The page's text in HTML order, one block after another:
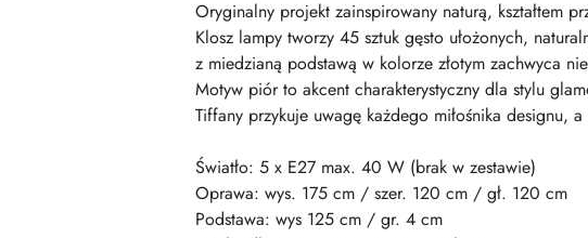
Oryginalny projekt zainspirowany naturą, kształtem
Klosz lampy tworzy 45 sztuk gęsto ułożonych,
z miedzianą podstawą w kolorze złotym zachwyca
Motyw piór to akcent charakterystyczny dla stylu
Tiffany przykuje uwagę każdego miłośnika designu,
Światło: 5 x E27 max. 40 W (brak w zestawie)
Oprawa: wys. 175 cm / szer. 120 cm / gł. 120 cm
Podstawa: wys 125 cm / gr. 4 cm